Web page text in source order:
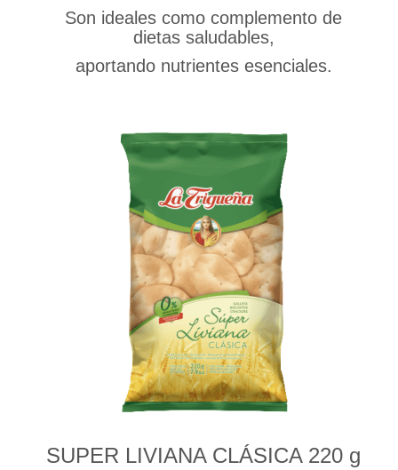
Son ideales como complemento de
dietas saludables,
aportando nutrientes esenciales.
SUPER LIVIANA CLÁSICA 220 g